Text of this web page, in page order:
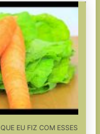
EU FIZ COM ESSES